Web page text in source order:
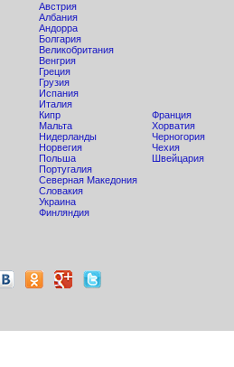
Австрия
Албания
Андорра
Болгария
Великобритания
Венгрия
Греция
Грузия
Испания
Италия
Кипр
Мальта
Нидерланды
Норвегия
Польша
Португалия
Северная Македония
Словакия
Украина
Финляндия
Франция
Хорватия
Черногория
Чехия
Швейцария